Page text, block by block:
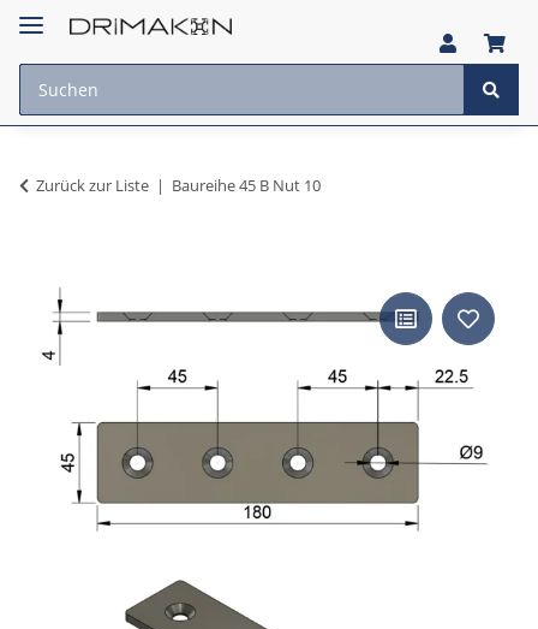
Zurück zur Liste Baureihe 45 B Nut 10